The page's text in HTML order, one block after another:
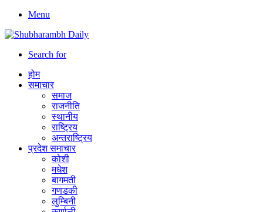
Menu
Search for
होम
समाचार
समाज
राजनीति
स्थानीय
राष्ट्रिय
अन्तराष्ट्रिय
प्रदेश समाचार
कोशी
मधेश
बागमती
गणडकी
लुम्बिनी